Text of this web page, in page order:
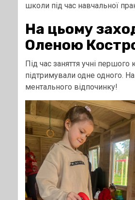
школи під час навчальної
На цьому
Оленою
Під час заняття учні
підтримували одне одного.
ментального відпочинку!